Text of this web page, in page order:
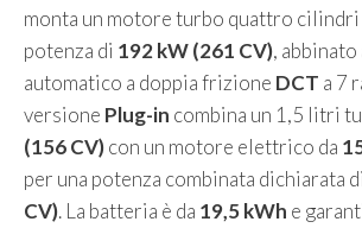
monta un motore turbo quattro cilindri
potenza di 192 kW (261 CV), abbinato
automatico a doppia frizione DCT a 7
versione Plug-in combina un 1,5 litri
(156 CV)con un motore elettrico da
per una potenza combinata dichiarata di
CV). La batteria è da 19,5 kWh e